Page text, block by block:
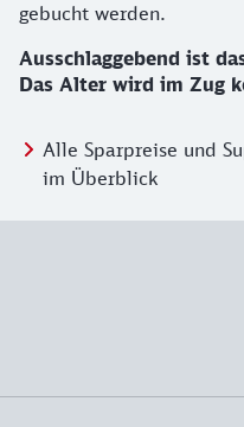
gebucht werden.
Ausschlaggebend ist
Das Alter wird im Zug
Alle Sparpreise und
im Überblick